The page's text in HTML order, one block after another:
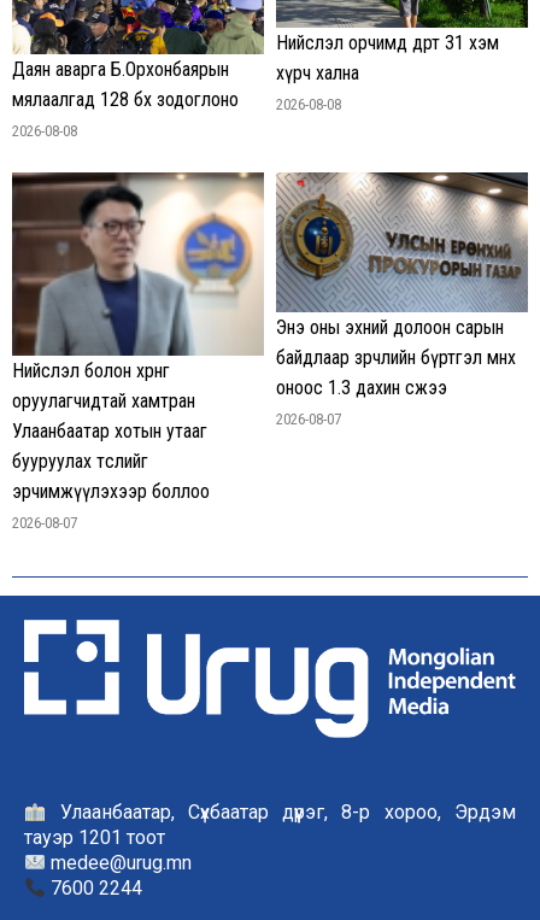
Даян аварга Б.Орхонбаярын
мялаалгад 128 бөх зодоглоно
2026-08-08
Нийслэл орчимд өдөртөө 31 хэм
хүрч хална
2026-08-08
Нийслэл болон хөрөнгө
оруулагчидтай хамтран
Улаанбаатар хотын утааг
бууруулах төслийг
эрчимжүүлэхээр боллоо
2026-08-07
Энэ оны эхний долоон сарын
байдлаар зөрчлийн бүртгэл өмнөх
оноос 1.3 дахин өсжээ
2026-08-07
Улаанбаатар, Сүхбаатар дүүрэг, 8-р хороо, Эрдэм
тауэр 1201 тоот
medee@urug.mn
7600 2244